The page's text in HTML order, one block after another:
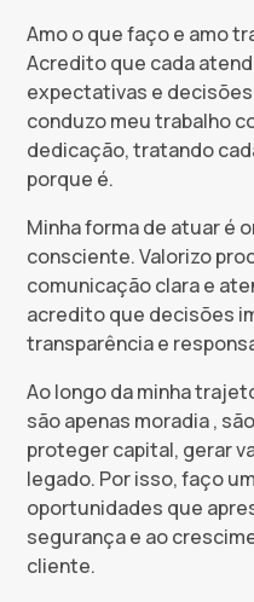
Amo o que faço e amo
Acredito que cada
expectativas e
conduzo meu trabalho
dedicação, tratando
porque é.
Minha forma de atuar é
consciente. Valorizo
comunicação clara e
acredito que decisões
transparência e
Ao longo da minha
são apenas moradia ,
proteger capital, gerar
legado. Por isso, faço
oportunidades que
segurança e ao
cliente.